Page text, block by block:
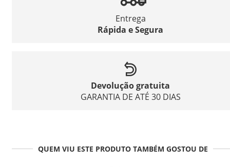
Entrega
Rápida e Segura
Devolução gratuita
GARANTIA DE ATÉ 30 DIAS
QUEM VIU ESTE PRODUTO TAMBÉM GOSTOU DE